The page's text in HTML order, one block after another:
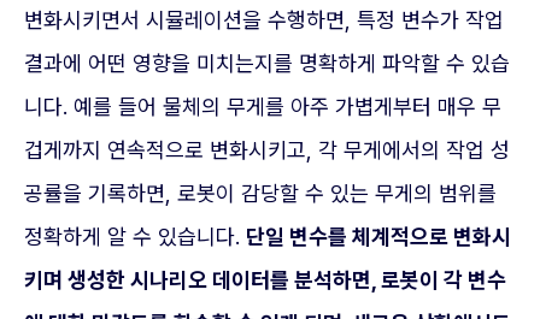
변화시키면서 시뮬레이션을 수행하면, 특정 변수가 작업
결과에 어떤 영향을 미치는지를 명확하게 파악할 수 있습
니다. 예를 들어 물체의 무게를 아주 가볍게부터 매우 무
겁게까지 연속적으로 변화시키고, 각 무게에서의 작업 성
공률을 기록하면, 로봇이 감당할 수 있는 무게의 범위를
정확하게 알 수 있습니다. 단일 변수를 체계적으로 변화시
키며 생성한 시나리오 데이터를 분석하면, 로봇이 각 변수